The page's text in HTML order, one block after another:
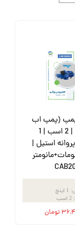
(پمپ اب
) ویگو | 2 اسب | 1
استیل |
: 1 اینچ
: 2 اسب
تومان